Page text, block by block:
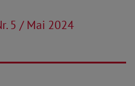
5 / Mai 2024